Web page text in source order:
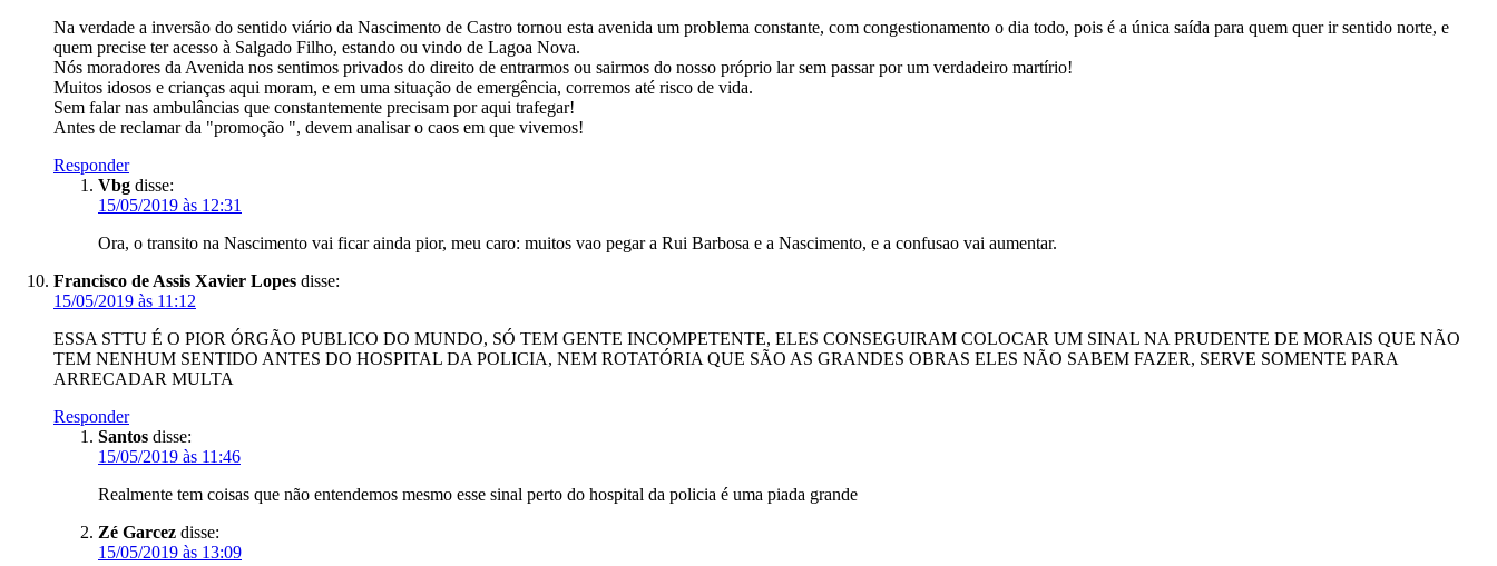
Na verdade a inversão do sentido viário da Nascimento de Castro tornou esta avenida um problema constante, com congestionamento o dia todo, pois é a única saída para quem quer ir sentido norte, e
quem precise ter acesso à Salgado Filho, estando ou vindo de Lagoa Nova.
Nós moradores da Avenida nos sentimos privados do direito de entrarmos ou sairmos do nosso próprio lar sem passar por um verdadeiro martírio!
Muitos idosos e crianças aqui moram, e em uma situação de emergência, corremos até risco de vida.
Sem falar nas ambulâncias que constantemente precisam por aqui trafegar!
Antes de reclamar da "promoção ", devem analisar o caos em que vivemos!
Responder
Vbg disse:
15/05/2019 às 12:31
Ora, o transito na Nascimento vai ficar ainda pior, meu caro: muitos vao pegar a Rui Barbosa e a Nascimento, e a confusao vai aumentar.
Francisco de Assis Xavier Lopes disse:
15/05/2019 às 11:12
ESSA STTU É O PIOR ÓRGÃO PUBLICO DO MUNDO, SÓ TEM GENTE INCOMPETENTE, ELES CONSEGUIRAM COLOCAR UM SINAL NA PRUDENTE DE MORAIS QUE NÃO
TEM NENHUM SENTIDO ANTES DO HOSPITAL DA POLICIA, NEM ROTATÓRIA QUE SÃO AS GRANDES OBRAS ELES NÃO SABEM FAZER, SERVE SOMENTE PARA
ARRECADAR MULTA
Responder
Santos disse:
15/05/2019 às 11:46
Realmente tem coisas que não entendemos mesmo esse sinal perto do hospital da policia é uma piada grande
Zé Garcez disse:
15/05/2019 às 13:09